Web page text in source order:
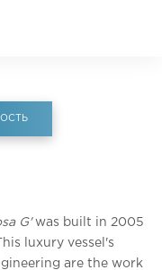
G'was built in 2005
luxury vessel's
are the work